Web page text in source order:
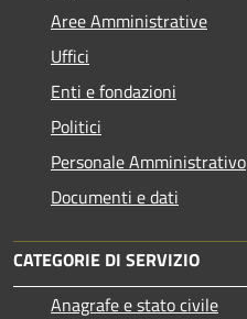
Aree Amministrative
Uffici
Enti e fondazioni
Politici
Personale Amministrativo
Documenti e dati
CATEGORIE DI SERVIZIO
Anagrafe e stato civile